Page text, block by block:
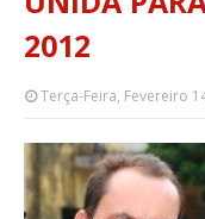
2012
Terça-Feira, Fevereiro